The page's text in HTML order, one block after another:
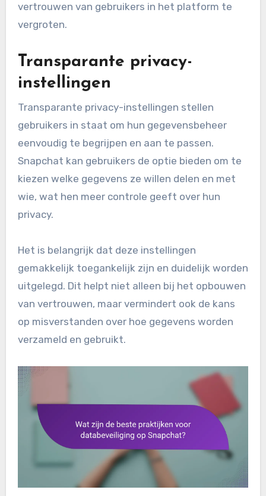
vertrouwen van gebruikers in het platform te
vergroten.
Transparante privacy-
instellingen
Transparante privacy-instellingen stellen
gebruikers in staat om hun gegevensbeheer
eenvoudig te begrijpen en aan te passen.
Snapchat kan gebruikers de optie bieden om te
kiezen welke gegevens ze willen delen en met
wie, wat hen meer controle geeft over hun
privacy.
Het is belangrijk dat deze instellingen
gemakkelijk toegankelijk zijn en duidelijk worden
uitgelegd. Dit helpt niet alleen bij het opbouwen
van vertrouwen, maar vermindert ook de kans
op misverstanden over hoe gegevens worden
verzameld en gebruikt.